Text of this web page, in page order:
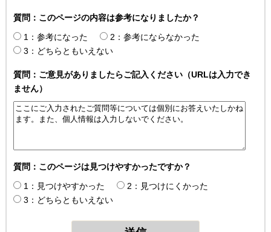
質問：このページの内容は参考になりましたか？
1：参考になった
2：参考にならなかった
3：どちらともいえない
質問：ご意見がありましたらご記入ください（URLは入力でき
ません）
質問：このページは見つけやすかったですか？
1：見つけやすかった
2：見つけにくかった
3：どちらともいえない